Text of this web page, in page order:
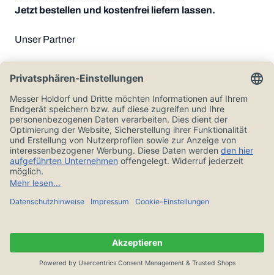
Jetzt bestellen und kostenfrei liefern lassen.
Unser Partner
Zahlungsoptionen
Alle Preise in Euro und inkl. der gesetzlichen Mehrwertsteuer, zzgl.
© Messer Holdorf 2026